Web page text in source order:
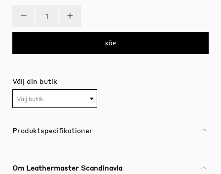
KÖP
Välj din butik
Välj butik
Produktspecifikationer
Om Leathermaster Scandinavia